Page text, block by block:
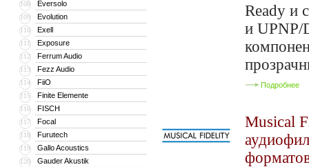
108 Eversolo
109 Evolution
110 Exell
111 Exposure
112 Ferrum Audio
113 Fezz Audio
114 FiiO
115 Finite Elemente
116 FISCH
117 Focal
118 Furutech
119 Gallo Acoustics
120 Gauder Akustik
Ready и
и
Подробнее
Musical